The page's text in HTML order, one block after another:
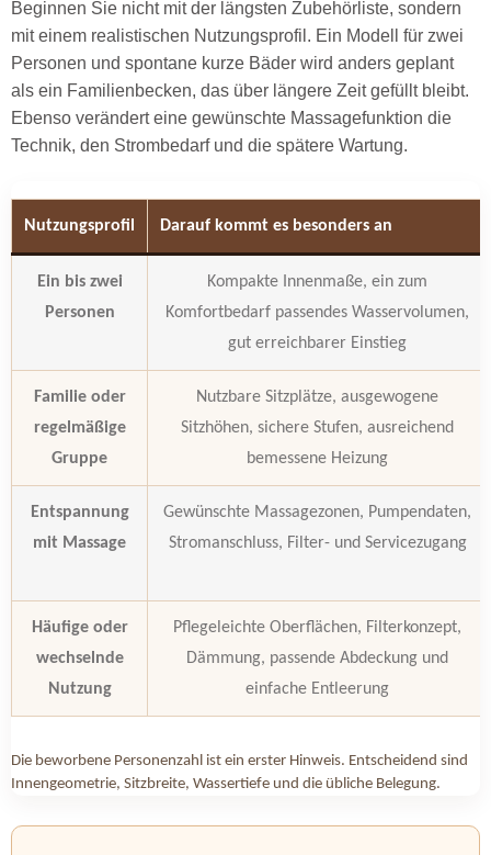
Beginnen Sie nicht mit der längsten Zubehörliste, sondern
mit einem realistischen Nutzungsprofil. Ein Modell für zwei
Personen und spontane kurze Bäder wird anders geplant
als ein Familienbecken, das über längere Zeit gefüllt bleibt.
Ebenso verändert eine gewünschte Massagefunktion die
Technik, den Strombedarf und die spätere Wartung.
Nutzungsprofil Darauf kommt es besonders an
Ein bis zwei
Personen
Kompakte Innenmaße, ein zum
Komfortbedarf passendes Wasservolumen,
gut erreichbarer Einstieg
Familie oder
regelmäßige
Gruppe
Nutzbare Sitzplätze, ausgewogene
Sitzhöhen, sichere Stufen, ausreichend
bemessene Heizung
Entspannung
mit Massage
Gewünschte Massagezonen, Pumpendaten,
Stromanschluss, Filter- und Servicezugang
Häufige oder
wechselnde
Nutzung
Pflegeleichte Oberflächen, Filterkonzept,
Dämmung, passende Abdeckung und
einfache Entleerung
Die beworbene Personenzahl ist ein erster Hinweis. Entscheidend sind
Innengeometrie, Sitzbreite, Wassertiefe und die übliche Belegung.